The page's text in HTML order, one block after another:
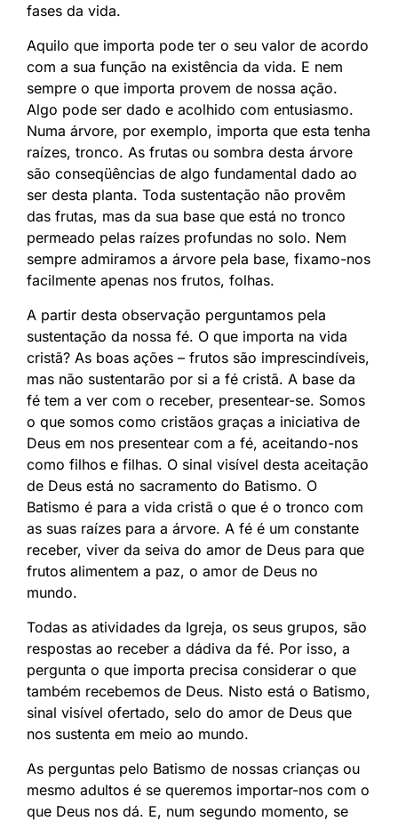
fases da vida.
Aquilo que importa pode ter o seu valor de acordo
com a sua função na existência da vida. E nem
sempre o que importa provem de nossa ação.
Algo pode ser dado e acolhido com entusiasmo.
Numa árvore, por exemplo, importa que esta tenha
raízes, tronco. As frutas ou sombra desta árvore
são conseqüências de algo fundamental dado ao
ser desta planta. Toda sustentação não provêm
das frutas, mas da sua base que está no tronco
permeado pelas raízes profundas no solo. Nem
sempre admiramos a árvore pela base, fixamo-nos
facilmente apenas nos frutos, folhas.
A partir desta observação perguntamos pela
sustentação da nossa fé. O que importa na vida
cristã? As boas ações – frutos são imprescindíveis,
mas não sustentarão por si a fé cristã. A base da
fé tem a ver com o receber, presentear-se. Somos
o que somos como cristãos graças a iniciativa de
Deus em nos presentear com a fé, aceitando-nos
como filhos e filhas. O sinal visível desta aceitação
de Deus está no sacramento do Batismo. O
Batismo é para a vida cristã o que é o tronco com
as suas raízes para a árvore. A fé é um constante
receber, viver da seiva do amor de Deus para que
frutos alimentem a paz, o amor de Deus no
mundo.
Todas as atividades da Igreja, os seus grupos, são
respostas ao receber a dádiva da fé. Por isso, a
pergunta o que importa precisa considerar o que
também recebemos de Deus. Nisto está o Batismo,
sinal visível ofertado, selo do amor de Deus que
nos sustenta em meio ao mundo.
As perguntas pelo Batismo de nossas crianças ou
mesmo adultos é se queremos importar-nos com o
que Deus nos dá. E, num segundo momento, se